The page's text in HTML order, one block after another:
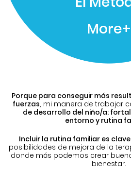
More+
Porque para conseguir más
fuerzas, mi manera de trabajar
de desarrollo del niño/a:
entorno y rutina
Incluir la rutina familiar es clave
posibilidades de mejora de la
donde más podemos crear
bienestar.